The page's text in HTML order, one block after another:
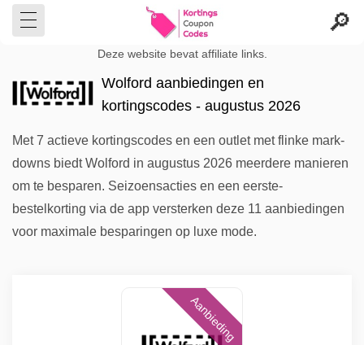
Deze website bevat affiliate links.
Wolford aanbiedingen en
kortingscodes - augustus 2026
Met 7 actieve kortingscodes en een outlet met flinke mark-
downs biedt Wolford in augustus 2026 meerdere manieren
om te besparen. Seizoensacties en een eerste-
bestelkorting via de app versterken deze 11 aanbiedingen
voor maximale besparingen op luxe mode.
Aanbieding